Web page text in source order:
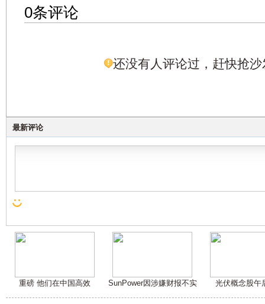
0条评论
还没有人评论过，赶快抢沙
最新评论
重磅 他们在中国高效 SunPower因涉嫌财报不实 光伏概念股午